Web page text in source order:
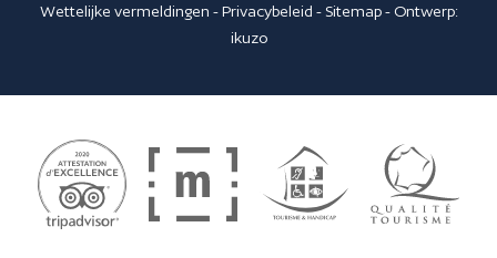
Wettelijke vermeldingen -Privacybeleid - Sitemap- Ontwerp:
ikuzo